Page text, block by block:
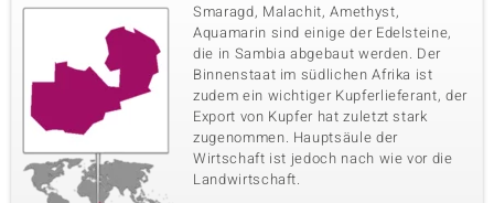
Smaragd, Malachit, Amethyst,
Aquamarin sind einige der Edelsteine,
die in Sambia abgebaut werden. Der
Binnenstaat im südlichen Afrika ist
zudem ein wichtiger Kupferlieferant, der
Export von Kupfer hat zuletzt stark
zugenommen. Hauptsäule der
Wirtschaft ist jedoch nach wie vor die
Landwirtschaft.